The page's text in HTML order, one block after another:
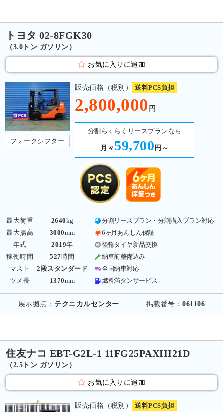
トヨタ 02-8FGK30
（3.0トン ガソリン）
お気に入りに追加
フォークシフター
販売価格（税別） 送料PCS負担
2,800,000 円
分割らくらくリースプランなら
月々 59,700 円～
最大荷重
最大揚高
年式
稼働時間
マスト
ツメ長
2640kg
3000mm
2019年
527時間
2段スタンダード
1370mm
分割リースプラン・分割購入プラン対応
6ヶ月あんしん保証
後輪タイヤ新品交換
納車前整備込み
全国納車対応
燃料満タンサービス
展示拠点： テクニカルセンター 掲載番号：061106
住友ナコ EBT-G2L-1 11FG25PAXIII21D
（2.5トン ガソリン）
お気に入りに追加
販売価格（税別） 送料PCS負担